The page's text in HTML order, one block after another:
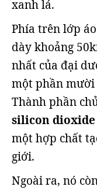
xanh lá.
Phía trên lớp
dày khoảng
nhất của đại
một phần mười
Thành phần
silicon dioxide
một hợp chất
giới.
Ngoài ra, nó